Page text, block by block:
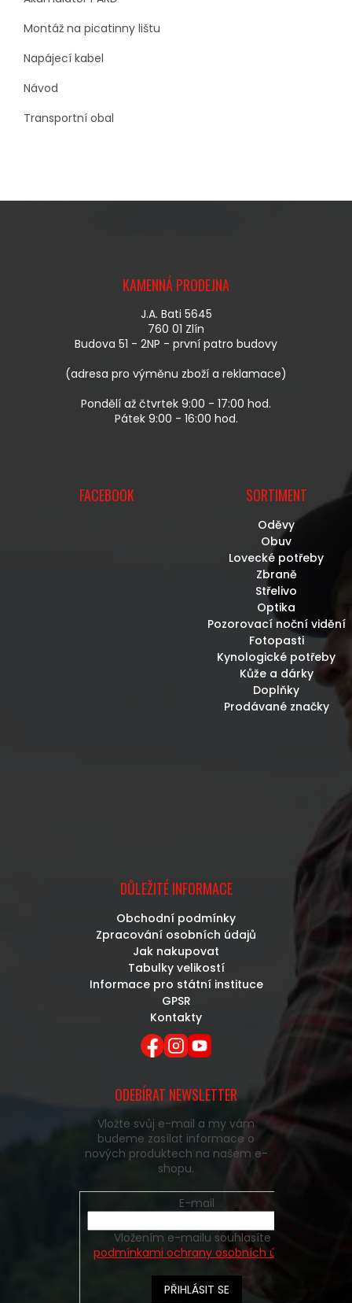
Montáž na picatinny lištu
Napájecí kabel
Návod
Transportní obal
KAMENNÁ PRODEJNA
J.A. Bati 5645
760 01 Zlín
Budova 51 - 2NP - první patro budovy
(adresa pro výměnu zboží a reklamace)
Pondělí až čtvrtek 9:00 - 17:00 hod.
Pátek 9:00 - 16:00 hod.
FACEBOOK SORTIMENT
Oděvy
Obuv
Lovecké potřeby
Zbraně
Střelivo
Optika
Pozorovací noční vidění
Fotopasti
Kynologické potřeby
Kůže a dárky
Doplňky
Prodávané značky
DŮLEŽITÉ INFORMACE
Obchodní podmínky
Zpracování osobních údajů
Jak nakupovat
Tabulky velikostí
Informace pro státní instituce
GPSR
Kontakty
ODEBÍRAT NEWSLETTER
Vložte svůj e-mail a my vám
budeme zasílat informace o
nových produktech na našem e-
shopu.
E-mail
podmínkami ochrany osobních údajů
PŘIHLÁSIT SE